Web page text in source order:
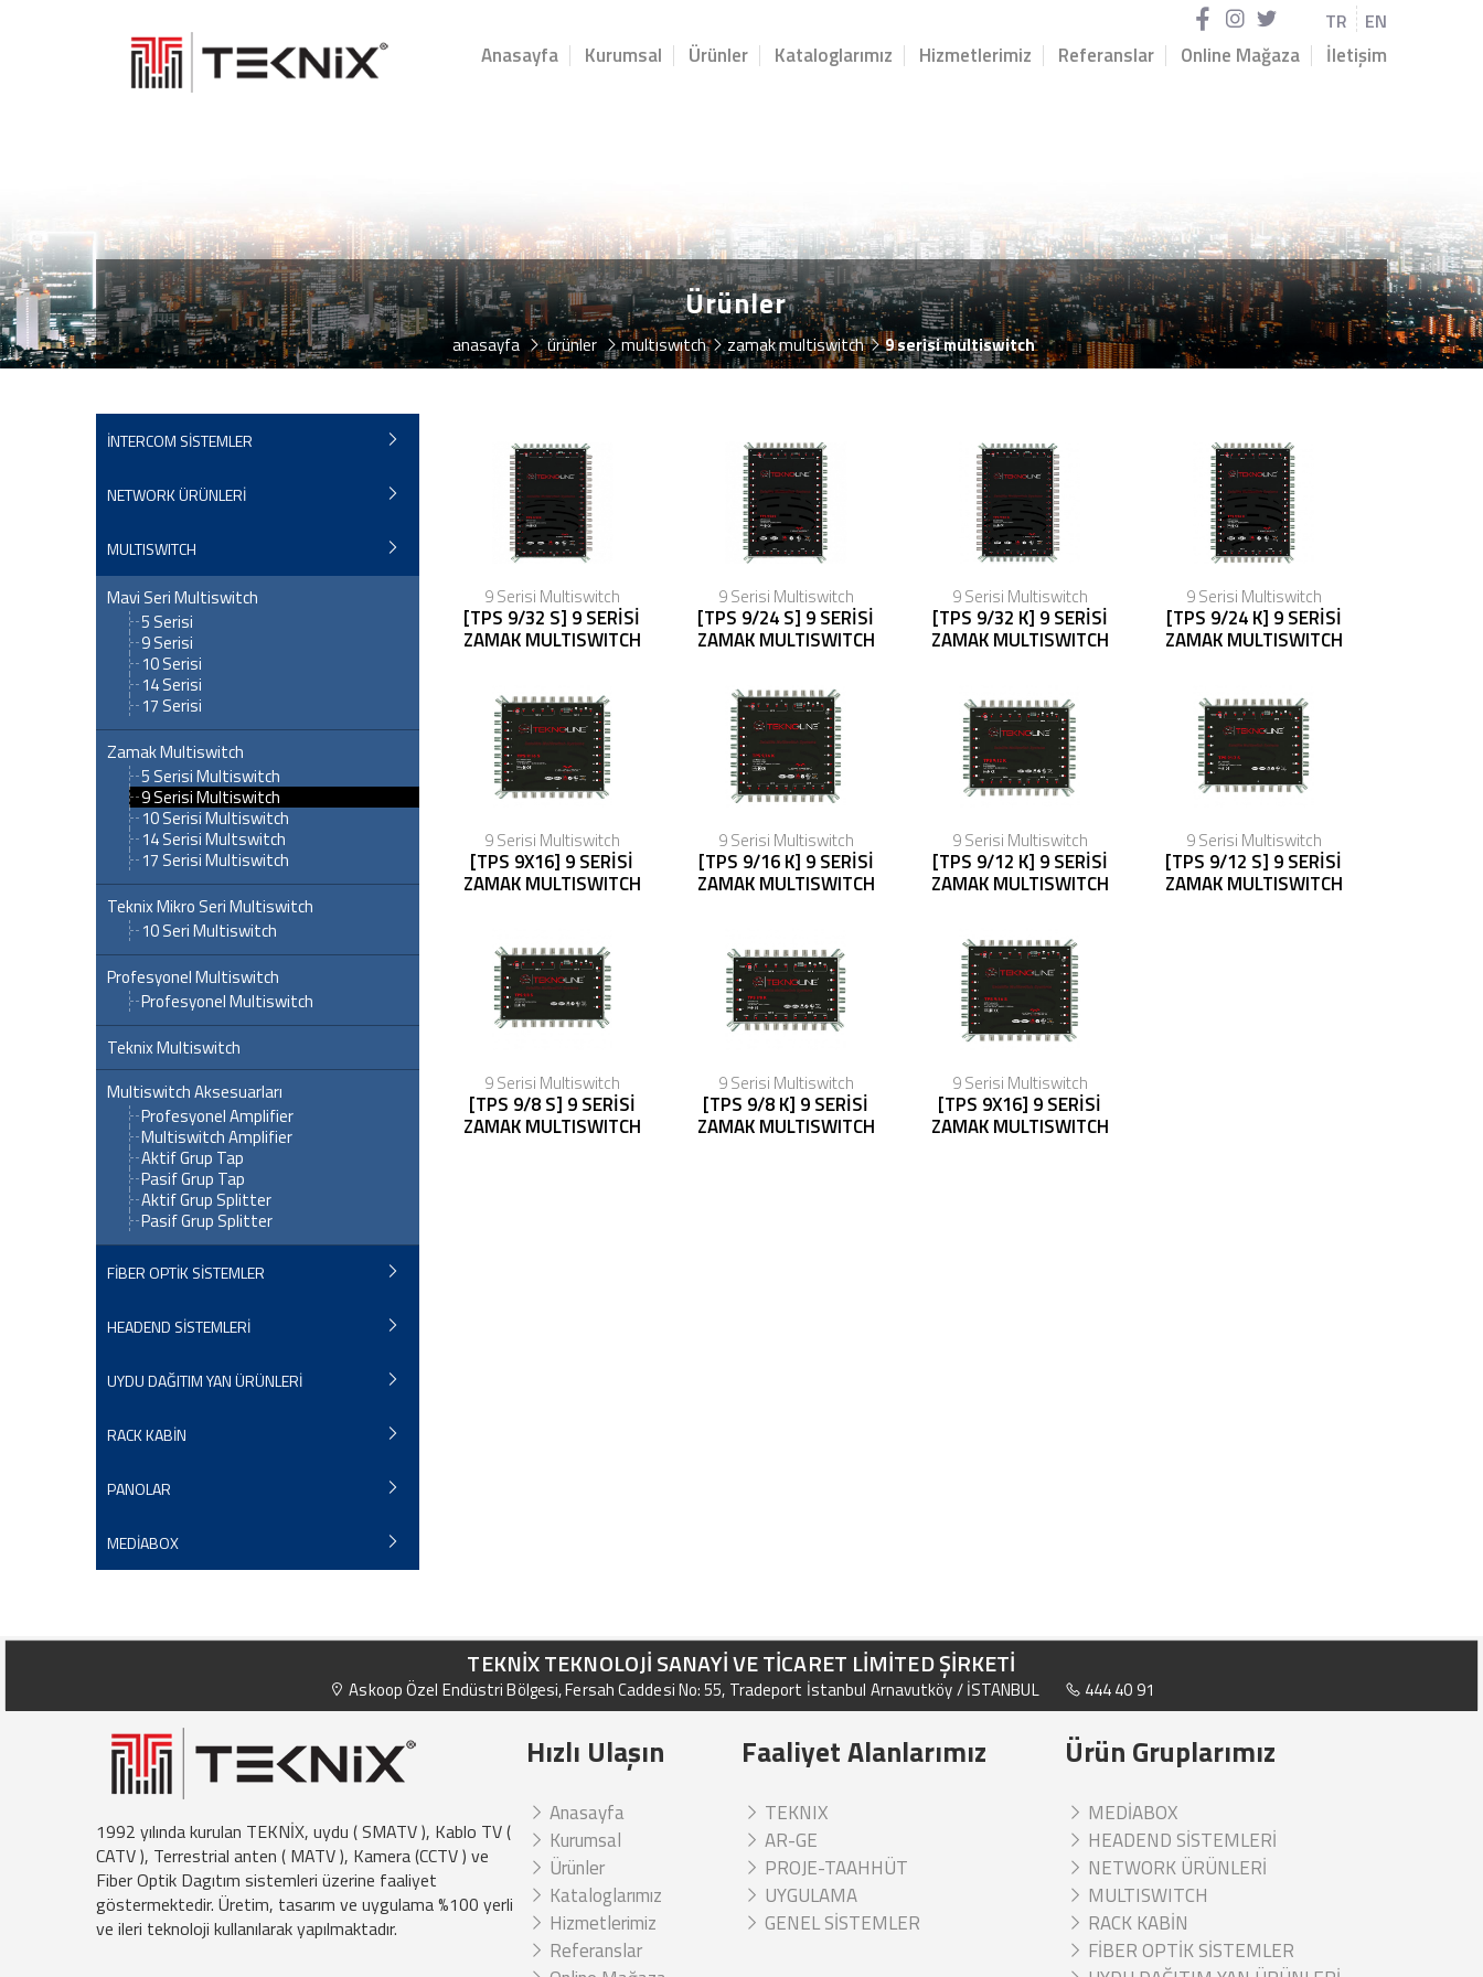
TR EN
Anasayfa Kurumsal Ürünler Kataloglarımız Hizmetlerimiz Referanslar Online Mağaza İletişim
Ürünler
anasayfa ürünler multiswitch zamak multiswitch 9 serisi multiswitch
İNTERCOM SİSTEMLER
NETWORK ÜRÜNLERİ
MULTISWITCH
Mavi Seri Multiswitch
5 Serisi
9 Serisi
10 Serisi
14 Serisi
17 Serisi
Zamak Multiswitch
5 Serisi Multiswitch
9 Serisi Multiswitch
10 Serisi Multiswitch
14 Serisi Multswitch
17 Serisi Multiswitch
Teknix Mikro Seri Multiswitch
10 Seri Multiswitch
Profesyonel Multiswitch
Profesyonel Multiswitch
Teknix Multiswitch
Multiswitch Aksesuarları
Profesyonel Amplifier
Multiswitch Amplifier
Aktif Grup Tap
Pasif Grup Tap
Aktif Grup Splitter
Pasif Grup Splitter
FİBER OPTİK SİSTEMLER
HEADEND SİSTEMLERİ
UYDU DAĞITIM YAN ÜRÜNLERİ
RACK KABİN
PANOLAR
MEDİABOX
9 Serisi Multiswitch
[TPS 9/32 S] 9 SERİSİ
ZAMAK MULTISWITCH
9 Serisi Multiswitch
[TPS 9/24 S] 9 SERİSİ
ZAMAK MULTISWITCH
9 Serisi Multiswitch
[TPS 9/32 K] 9 SERİSİ
ZAMAK MULTISWITCH
9 Serisi Multiswitch
[TPS 9/24 K] 9 SERİSİ
ZAMAK MULTISWITCH
9 Serisi Multiswitch
[TPS 9X16] 9 SERİSİ
ZAMAK MULTISWITCH
9 Serisi Multiswitch
[TPS 9/16 K] 9 SERİSİ
ZAMAK MULTISWITCH
9 Serisi Multiswitch
[TPS 9/12 K] 9 SERİSİ
ZAMAK MULTISWITCH
9 Serisi Multiswitch
[TPS 9/12 S] 9 SERİSİ
ZAMAK MULTISWITCH
9 Serisi Multiswitch
[TPS 9/8 S] 9 SERİSİ
ZAMAK MULTISWITCH
9 Serisi Multiswitch
[TPS 9/8 K] 9 SERİSİ
ZAMAK MULTISWITCH
9 Serisi Multiswitch
[TPS 9X16] 9 SERİSİ
ZAMAK MULTISWITCH
TEKNİX TEKNOLOJİ SANAYİ VE TİCARET LİMİTED ŞİRKETİ
Askoop Özel Endüstri Bölgesi, Fersah Caddesi No: 55, Tradeport İstanbul Arnavutköy / İSTANBUL 444 40 91
1992 yılında kurulan TEKNİX, uydu ( SMATV ), Kablo TV (
CATV ), Terrestrial anten ( MATV ), Kamera (CCTV ) ve
Fiber Optik Dagıtım sistemleri üzerine faaliyet
göstermektedir. Üretim, tasarım ve uygulama %100 yerli
ve ileri teknoloji kullanılarak yapılmaktadır.
Hızlı Ulaşın
Anasayfa
Kurumsal
Ürünler
Kataloglarımız
Hizmetlerimiz
Referanslar
Faaliyet Alanlarımız
TEKNIX
AR-GE
PROJE-TAAHHÜT
UYGULAMA
GENEL SİSTEMLER
Ürün Gruplarımız
MEDİABOX
HEADEND SİSTEMLERİ
NETWORK ÜRÜNLERİ
MULTISWITCH
RACK KABİN
FİBER OPTİK SİSTEMLER